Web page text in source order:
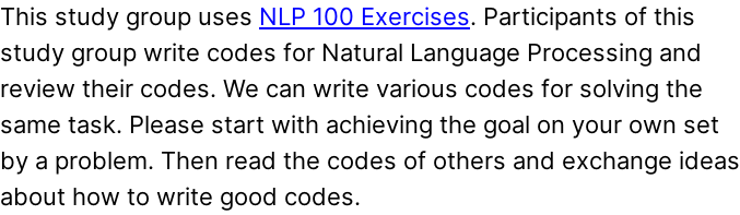
This study group uses NLP 100 Exercises. Participants of this
study group write codes for Natural Language Processing and
review their codes. We can write various codes for solving the
same task. Please start with achieving the goal on your own set
by a problem. Then read the codes of others and exchange ideas
about how to write good codes.